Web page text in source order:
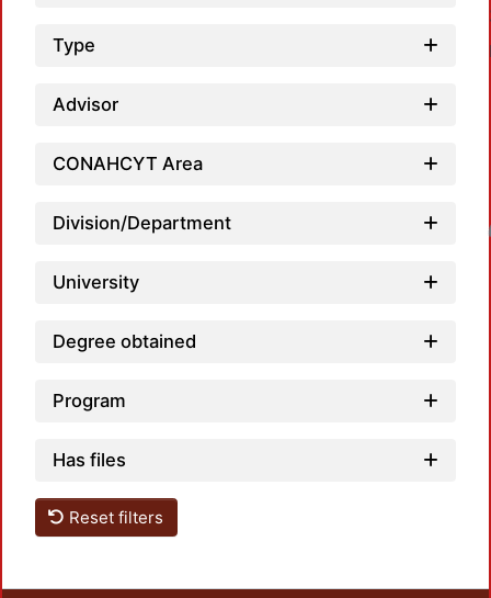
Type
Advisor
CONAHCYT Area
Division/Department
University
Degree obtained
Program
Has files
Reset filters